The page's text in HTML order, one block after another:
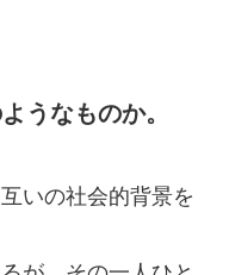
うなものか。
いの社会的背景を